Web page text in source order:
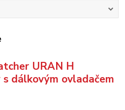
URAN H
s dálkovým ovladačem